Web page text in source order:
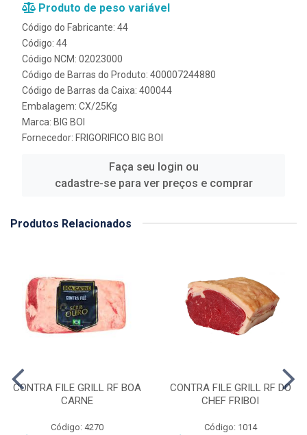
Produto de peso variável
Código do Fabricante: 44
Código: 44
Código NCM: 02023000
Código de Barras do Produto: 400007244880
Código de Barras da Caixa: 400044
Embalagem: CX/25Kg
Marca: BIG BOI
Fornecedor: FRIGORIFICO BIG BOI
Faça seu login ou
cadastre-se para ver preços e comprar
Produtos Relacionados
CONTRA FILE GRILL RF BOA
CARNE
Código: 4270
CONTRA FILE GRILL RF DO
CHEF FRIBOI
Código: 1014